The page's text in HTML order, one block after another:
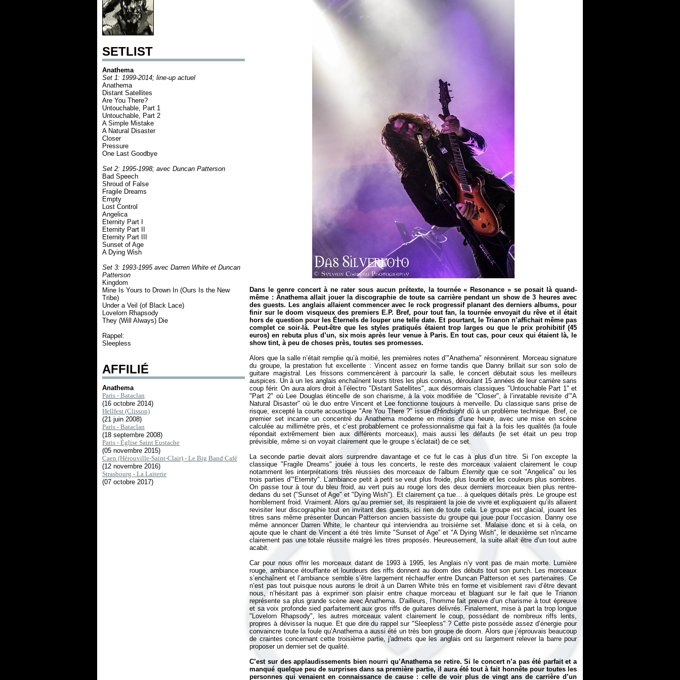
SETLIST
Anathema
Set 1: 1999-2014; line-up actuel
Anathema
Distant Satellites
Are You There?
Untouchable, Part 1
Untouchable, Part 2
A Simple Mistake
A Natural Disaster
Closer
Pressure
One Last Goodbye
Set 2: 1995-1998; avec Duncan Patterson
Bad Speech
Shroud of False
Fragile Dreams
Empty
Lost Control
Angelica
Eternity Part I
Eternity Part II
Eternity Part III
Sunset of Age
A Dying Wish
Set 3: 1993-1995 avec Darren White et Duncan
Patterson
Kingdom
Mine Is Yours to Drown In (Ours Is the New
Tribe)
Under a Veil (of Black Lace)
Lovelorn Rhapsody
They (Will Always) Die
Rappel:
Sleepless
AFFILIÉ
Anathema
Paris - Bataclan
(16 octobre 2014)
Hellfest (Clisson)
(21 juin 2008)
Paris - Bataclan
(18 septembre 2008)
Paris - Église Saint Eustache
(05 novembre 2015)
Caen (Hérouville-Saint-Clair) - Le Big Band Café
(12 novembre 2016)
Strasbourg - La Laiterie
(07 octobre 2017)
Dans le genre concert à ne rater sous aucun prétexte, la tournée « Resonance» se posait là quand-
même : Anathema allait jouer la discographie de toute sa carrière pendant un show de 3 heures avec
des guests. Les anglais allaient commencer avec le rock progressif planant des derniers albums, pour
finir sur le doom visqueux des premiers E.P. Bref, pour tout fan, la tournée envoyait du rêve et il était
hors de question pour les Éternels de louper une telle date. Et pourtant, le Trianon n’affichait même pas
complet ce soir-là. Peut-être que les styles pratiqués étaient trop larges ou que le prix prohibitif (45
euros) en rebuta plus d’un, six mois après leur venue à Paris. En tout cas, pour ceux qui étaient là, le
show tint, à peu de choses près, toutes ses promesses.
Alors que la salle n’était remplie qu’à moitié, les premières notes d’"Anathema" résonnèrent. Morceau signature
du groupe, la prestation fut excellente : Vincent assez en forme tandis que Danny brillait sur son solo de
guitare magistral. Les frissons commencèrent à parcourir la salle, le concert débutait sous les meilleurs
auspices. Un à un les anglais enchaînent leurs titres les plus connus, déroulant 15 années de leur carrière sans
coup férir. On aura alors droit à l’électro "Distant Satellites", aux désormais classiques "Untouchable Part 1" et
"Part 2" où Lee Douglas étincelle de son charisme, à la voix modifiée de "Closer", à l’inratable revisite d’"A
Natural Disaster" où le duo entre Vincent et Lee fonctionne toujours à merveille. Du classique sans prise de
risque, excepté la courte acoustique "Are You There ?" issue d'Hindsight dû à un problème technique. Bref, ce
premier set incarne un concentré du Anathema moderne en moins d’une heure, avec une mise en scène
calculée au millimètre près, et c’est probablement ce professionnalisme qui fait à la fois les qualités (la foule
répondait extrêmement bien aux différents morceaux), mais aussi les défauts (le set était un peu trop
prévisible, même si on voyait clairement que le groupe s’éclatait) de ce set.
La seconde partie devait alors surprendre davantage et ce fut le cas à plus d’un titre. Si l’on excepte la
classique "Fragile Dreams" jouée à tous les concerts, le reste des morceaux valaient clairement le coup
notamment les interprétations très réussies des morceaux de l'album Eternityque ce soit "Angelica" ou les
trois parties d’"Eternity". L’ambiance petit à petit se veut plus froide, plus lourde et les couleurs plus sombres.
On passe tour à tour du bleu froid, au vert puis au rouge lors des deux derniers morceaux bien plus rentre-
dedans du set ("Sunset of Age" et "Dying Wish"). Et clairement ça tue… à quelques détails près. Le groupe est
horriblement froid. Vraiment. Alors qu’au premier set, ils respiraient la joie de vivre et expliquaient qu’ils allaient
revisiter leur discographie tout en invitant des guests, ici rien de toute cela. Le groupe est glacial, jouant les
titres sans même présenter Duncan Patterson ancien bassiste du groupe qui joue pour l’occasion. Danny ose
même annoncer Darren White, le chanteur qui interviendra au troisième set. Malaise donc et si à cela, on
ajoute que le chant de Vincent a été très limite "Sunset of Age" et "A Dying Wish", le deuxième set n'incarne
clairement pas une totale réussite malgré les titres proposés. Heureusement, la suite allait être d’un tout autre
acabit.
Car pour nous offrir les morceaux datant de 1993 à 1995, les Anglais n’y vont pas de main morte. Lumière
rouge, ambiance étouffante et lourdeurs des riffs donnent au doom des débuts tout son punch. Les morceaux
s’enchaînent et l’ambiance semble s’être largement réchauffer entre Duncan Patterson et ses partenaires. Ce
n’est pas tout puisque nous aurons le droit à un Darren White très en forme et visiblement ravi d’être devant
nous, n’hésitant pas à exprimer son plaisir entre chaque morceau et blaguant sur le fait que le Trianon
représente sa plus grande scène avec Anathema. D'ailleurs, l’homme fait preuve d’un charisme à tout épreuve
et sa voix profonde sied parfaitement aux gros riffs de guitares délivrés. Finalement, mise à part la trop longue
"Lovelorn Rhapsody", les autres morceaux valent clairement le coup, possédant de nombreux riffs lents,
propres à dévisser la nuque. Et que dire du rappel sur "Sleepless" ? Cette piste possède assez d’énergie pour
convaincre toute la foule qu’Anathema a aussi été un très bon groupe de doom. Alors que j’éprouvais beaucoup
de craintes concernant cette troisième partie, j'admets que les anglais ont su largement relever la barre pour
proposer un dernier set de qualité.
C’est sur des applaudissements bien nourri qu’Anathema se retire. Si le concert n’a pas été parfait et a
manqué quelque peu de surprises dans sa première partie, il aura été tout à fait honnête pour toutes les
personnes qui venaient en connaissance de cause : celle de voir plus de vingt ans de carrière d’un